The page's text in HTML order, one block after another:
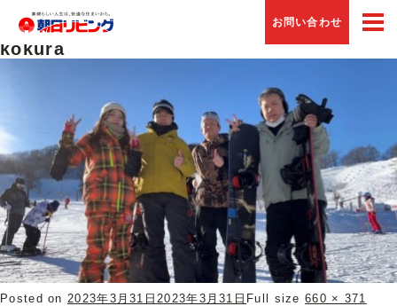
お問い合わせ
Previous Image
Next Image
kokura
Posted on 2023年3月31日 2023年3月31日 Full size 660 × 371